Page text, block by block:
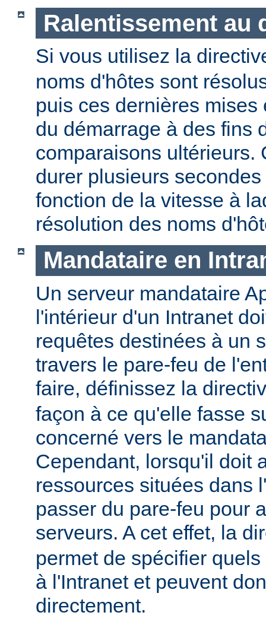
Ralentissement au
Si vous utilisez la
noms d'hôtes sont
puis ces dernières mises
du démarrage à des fins
comparaisons ultérieurs.
durer plusieurs
fonction de la vitesse à
résolution des noms
Mandataire en
Un serveur mandataire
l'intérieur d'un Intranet
requêtes destinées à un
travers le pare-feu de
faire, définissez la
façon à ce qu'elle fasse
concerné vers le
Cependant, lorsqu'il doit
ressources situées dans
passer du pare-feu pour
serveurs. A cet effet, la
permet de spécifier
à l'Intranet et peuvent
directement.